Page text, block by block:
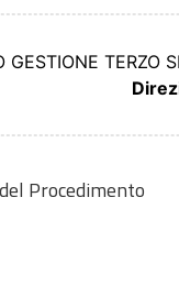
GESTIONE TERZO
Procedimento